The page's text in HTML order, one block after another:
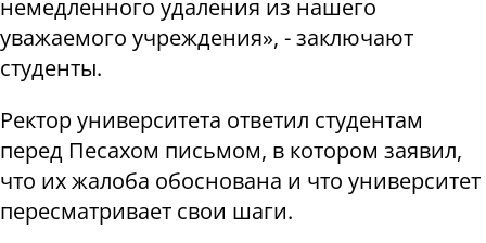
немедленного удаления из нашего
уважаемого учреждения», - заключают
студенты.
Ректор университета ответил студентам
перед Песахом письмом, в котором заявил,
что их жалоба обоснована и что университет
пересматривает свои шаги.